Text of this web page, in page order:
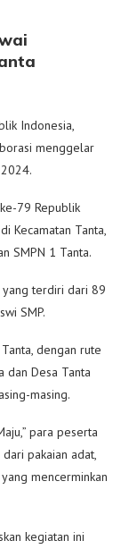
Indonesia,
menggelar
79 Republik
Kecamatan Tanta,
SMPN 1 Tanta.
terdiri dari 89
SMP.
dengan rute
dan Desa Tanta
masing.
para peserta
pakaian adat,
mencerminkan
kegiatan ini